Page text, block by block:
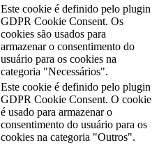
Este cookie é definido pelo plugin
GDPR Cookie Consent. Os
cookies são usados ​​para
armazenar o consentimento do
usuário para os cookies na
categoria "Necessários".
Este cookie é definido pelo plugin
GDPR Cookie Consent. O cookie
é usado para armazenar o
consentimento do usuário para os
cookies na categoria "Outros".